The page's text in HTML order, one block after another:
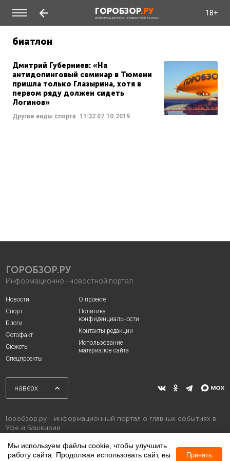
ГОРОБЗОР.РУ
ИНФОРМАЦИОННО - НОВОСТНОЙ ПОРТАЛ
18+
биатлон
Дмитрий Губерниев: «На
антидопинговый семинар в Тюмени
пришла только Глазырина, хотя в
первом ряду должен сидеть
Логинов»
Другие виды спорта 11:32 07.10.2019
ГОРОБЗОР.РУ
Информационно - новостной портал
Новости
Спорт
Блоги
Фотофакт
Сюжеты
Спецпроекты
О проекте
Политика
конфиденциальности
Контакты редакции
Использование
материалов сайта
наверх
Горобзор.ру - информационный портал о главных событиях в
Уфе и Башкирии
Мы используем файлы cookie, чтобы улучшить
работу сайта. Продолжая использовать сайт, вы
Принять